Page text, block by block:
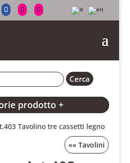
prodotto +
Tavolino tre cassetti legno
««Tavolini